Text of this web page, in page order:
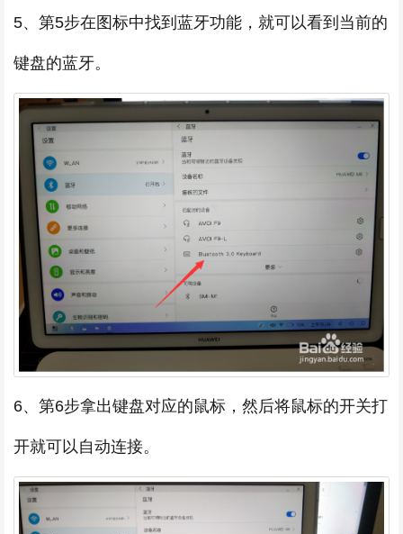
5、第5步在图标中找到蓝牙功能，就可以看到当前的
键盘的蓝牙。
6、第6步拿出键盘对应的鼠标，然后将鼠标的开关打
开就可以自动连接。